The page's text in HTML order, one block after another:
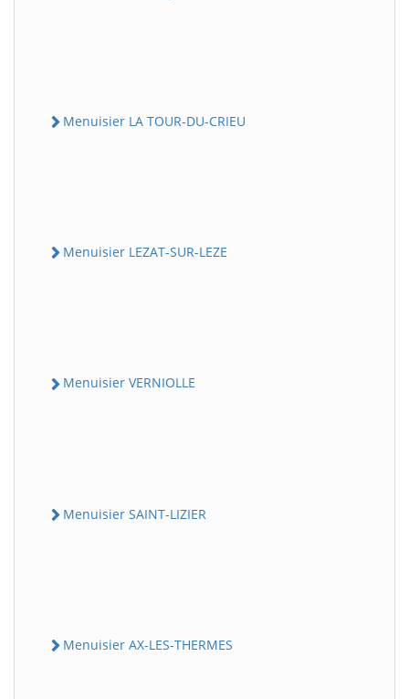
Menuisier LA TOUR-DU-CRIEU
Menuisier LEZAT-SUR-LEZE
Menuisier VERNIOLLE
Menuisier SAINT-LIZIER
Menuisier AX-LES-THERMES